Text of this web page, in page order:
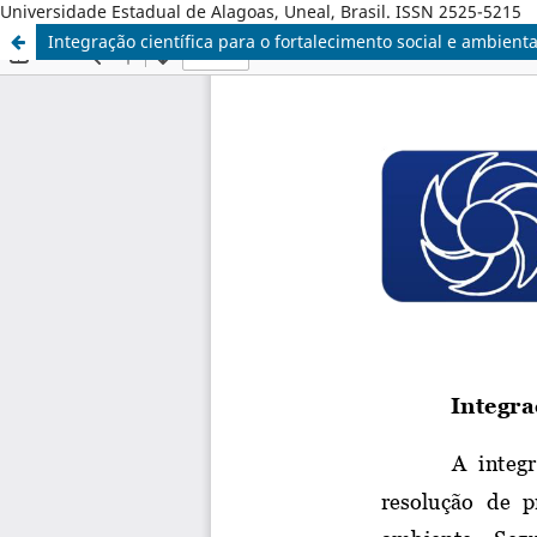
Universidade Estadual de Alagoas, Uneal, Brasil. ISSN 2525-5215
Integração científica para o fortalecimento social e